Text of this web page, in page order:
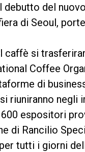
debutto del
di Seoul,
caffè si
Coffee
di
riuniranno negli
espositori
di Rancilio
tutti i giorni